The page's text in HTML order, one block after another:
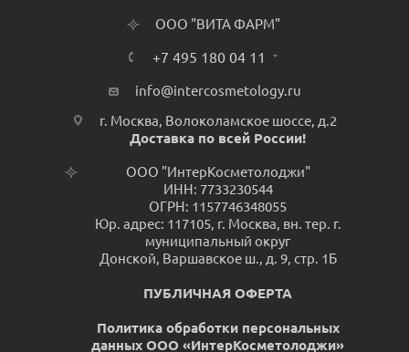
ООО "ВИТА ФАРМ"
+7 495 180 04 11
info@intercosmetology.ru
г. Москва, Волоколамское шоссе, д.2
Доставка по всей России!
ООО "ИнтерКосметолоджи"
ИНН: 7733230544
ОГРН: 1157746348055
Юр. адрес: 117105, г. Москва, вн. тер. г.
муниципальный округ
Донской, Варшавское ш., д. 9, стр. 1Б
ПУБЛИЧНАЯ ОФЕРТА
Политика обработки персональных
данных ООО «ИнтерКосметолоджи»